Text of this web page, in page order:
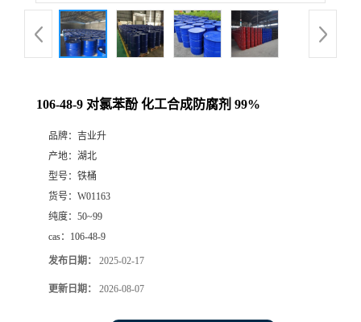
106-48-9 对氯苯酚 化工合成防腐剂 99%
品牌： 吉业升
产地： 湖北
型号： 铁桶
货号： W01163
纯度： 50~99
cas： 106-48-9
发布日期： 2025-02-17
更新日期： 2026-08-07